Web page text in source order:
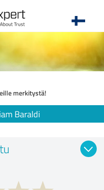
merkitystä!
Baraldi